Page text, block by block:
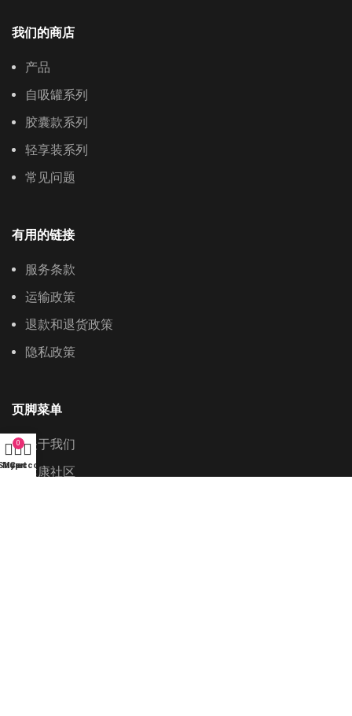
我们的商店
产品
自吸罐系列
胶囊款系列
轻享装系列
常见问题
有用的链接
服务条款
运输政策
退款和退货政策
隐私政策
页脚菜单
关于我们
健康社区
0
Cart
My account